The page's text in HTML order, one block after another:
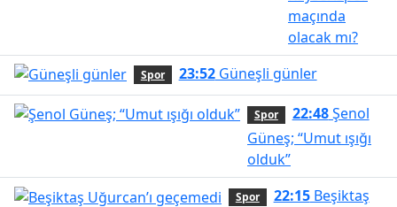
maçında
olacak mı?
Spor 23:52Güneşli günler
Spor 22:48Şenol
Güneş; “Umut ışığı
olduk”
Spor 22:15Beşiktaş